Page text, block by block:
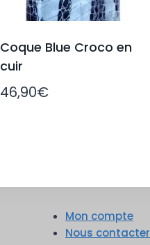
Coque Blue Croco en
cuir
46,90€
Mon compte
Nous contacter